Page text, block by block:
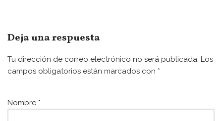
e
b
o
k
er l
s
A
p
Deja una respuesta
Tu dirección de correo electrónico no será publicada. Los
campos obligatorios están marcados con *
Nombre *